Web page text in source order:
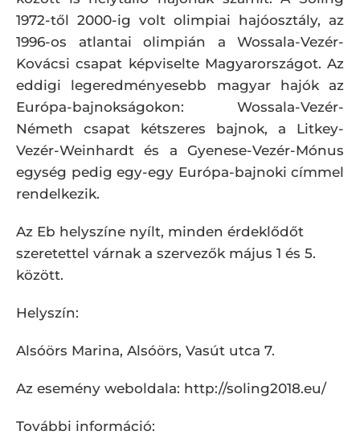
1972-től 2000-ig volt olimpiai hajóosztály, az
1996-os atlantai olimpián a Wossala-Vezér-
Kovácsi csapat képviselte Magyarországot. Az
eddigi legeredményesebb magyar hajók az
Európa-bajnokságokon: Wossala-Vezér-
Németh csapat kétszeres bajnok, a Litkey-
Vezér-Weinhardt és a Gyenese-Vezér-Mónus
egység pedig egy-egy Európa-bajnoki címmel
rendelkezik.
Az Eb helyszíne nyílt, minden érdeklődőt
szeretettel várnak a szervezők május 1 és 5.
között.
Helyszín:
Alsóörs Marina, Alsóörs, Vasút utca 7.
Az esemény weboldala: http://soling2018.eu/
További információ: